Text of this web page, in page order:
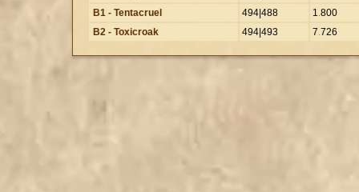
B1 - Tentacruel
494|488 1.800
B2 - Toxicroak
494|493 7.726